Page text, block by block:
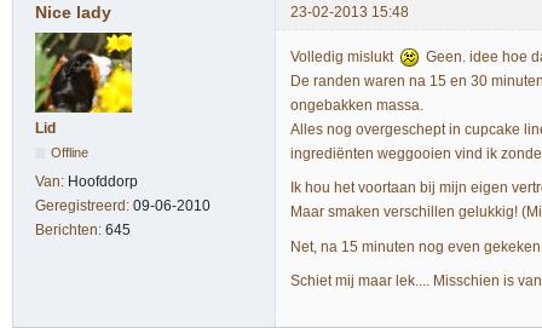
Nice lady 23-02-2013 15:48
Lid
Offline
Van: Hoofddorp
Geregistreerd: 09-06-2010
Berichten: 645
Volledig mislukt
Geen. idee hoe
De randen waren na 15 en 30
ongebakken massa.
Alles nog overgeschept in cupcake
ingrediënten weggooien vind ik
Ik hou het voortaan bij mijn eigen
Maar smaken verschillen gelukkig!
Net, na 15 minuten nog even
Schiet mij maar lek.... Misschien is